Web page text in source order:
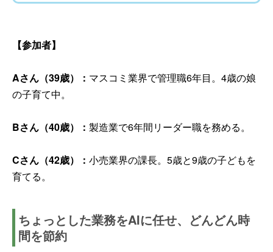
【参加者】
Aさん（39歳）： マスコミ業界で管理職6年目。4歳の娘
の子育て中。
Bさん（40歳）： 製造業で6年間リーダー職を務める。
Cさん（42歳）： 小売業界の課長。5歳と9歳の子どもを
育てる。
ちょっとした業務をAIに任せ、どんどん時
間を節約